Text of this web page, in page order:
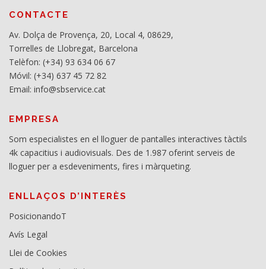
CONTACTE
Av. Dolça de Provença, 20, Local 4, 08629,
Torrelles de Llobregat, Barcelona
Telèfon: (+34) 93 634 06 67
Móvil: (+34) 637 45 72 82
Email: info@sbservice.cat
EMPRESA
Som especialistes en el lloguer de pantalles interactives tàctils
4k capacitius i audiovisuals. Des de 1.987 oferint serveis de
lloguer per a esdeveniments, fires i màrqueting.
ENLLAÇOS D’INTERÈS
PosicionandoT
Avís Legal
Llei de Cookies